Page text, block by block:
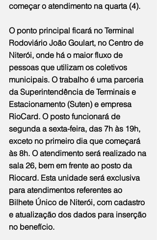
começar o atendimento na quarta (4).
O ponto principal ficará no Terminal
Rodoviário João Goulart, no Centro de
Niterói, onde há o maior fluxo de
pessoas que utilizam os coletivos
municipais. O trabalho é uma parceria
da Superintendência de Terminais e
Estacionamento (Suten) e empresa
RioCard. O posto funcionará de
segunda a sexta-feira, das 7h às 19h,
exceto no primeiro dia que começará
às 8h. O atendimento será realizado na
sala 26, bem em frente ao posto da
Riocard. Esta unidade será exclusiva
para atendimentos referentes ao
Bilhete Único de Niterói, com cadastro
e atualização dos dados para inserção
no benefício.